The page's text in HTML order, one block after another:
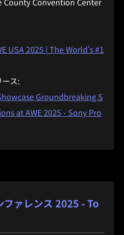
USA 2025 | The World's #1
ス:
Groundbreaking S
at AWE 2025 - Sony Pro
ァレンス 2025 - To